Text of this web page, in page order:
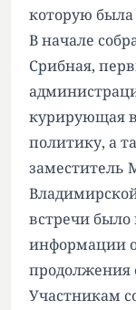
которую была
В начале
Срибная,
курирующая
политику, а
заместитель
встречи было
информации
продолжения
Участникам